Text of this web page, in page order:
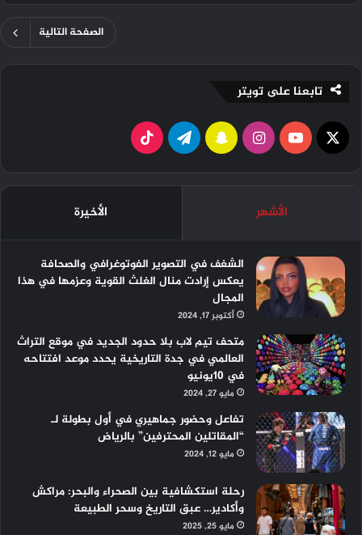
الصفحة التالية
تابعنا على تويتر
X
ت
و
ب
س
ت
ش
ا
ت
ر
T
الأشهر الأخيرة
الشغف في التصوير الفوتوغرافي والصحافة
يعكس إرادت منال الغلث القوية وعزمها في هذا
المجال
أكتوبر 17, 2024
متحف تيم لاب بلا حدود الجديد في موقع التراث
العالمي في جدة التاريخية يحدد موعد افتتاحه
في 10يونيو
مايو 27, 2024
تفاعل وحضور جماهيري في أول بطولة لـ
“المقاتلين المحترفين” بالرياض
مايو 12, 2024
رحلة استكشافية بين الصحراء والبحر: مراكش
وأكادير… عبق التاريخ وسحر الطبيعة
مايو 25, 2025